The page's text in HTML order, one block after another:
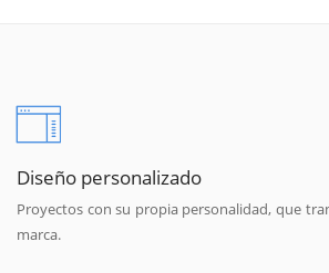
Diseño personalizado
Proyectos con su propia personalidad, que
marca.